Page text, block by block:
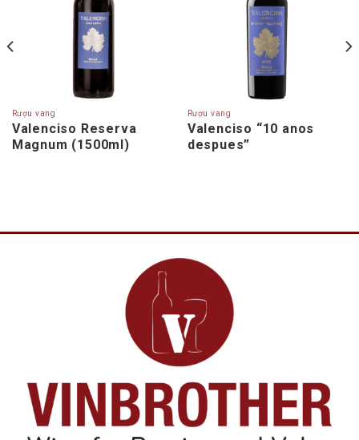
Rượu vang
Valenciso Reserva
Magnum (1500ml)
Rượu vang
Valenciso “10 anos
despues”